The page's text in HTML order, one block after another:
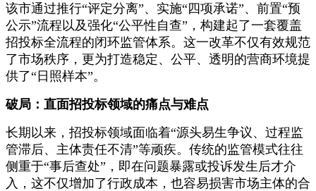
该市通过推行“评定分离”、实施“四项承诺”、前置“预
公示”流程以及强化“公平性自查”，构建起了一套覆盖
招投标全流程的闭环监管体系。这一改革不仅有效规范
了市场秩序，更为打造稳定、公平、透明的营商环境提
供了“日照样本”。
破局：直面招投标领域的痛点与难点
长期以来，招投标领域面临着“源头易生争议、过程监
管滞后、主体责任不清”等顽疾。传统的监管模式往往
侧重于“事后查处”，即在问题暴露或投诉发生后才介
入，这不仅增加了行政成本，也容易损害市场主体的合